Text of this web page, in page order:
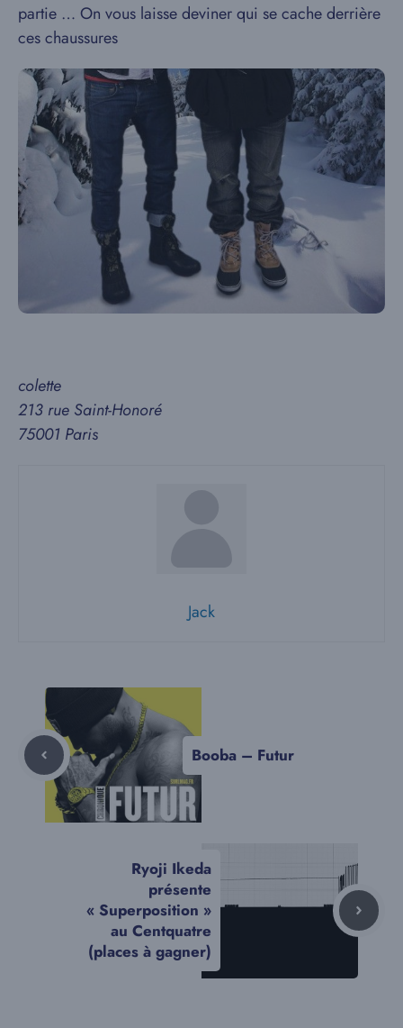
partie … On vous laisse deviner qui se cache derrière
ces chaussures
colette
213 rue Saint-Honoré
75001 Paris
Jack
Booba – Futur
Ryoji Ikeda
présente
« Superposition »
au Centquatre
(places à gagner)